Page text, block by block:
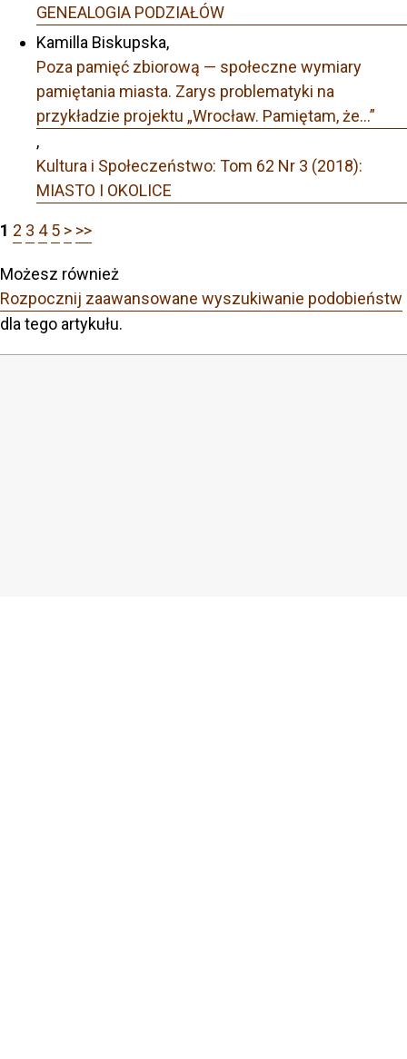
GENEALOGIA PODZIAŁÓW
Kamilla Biskupska,
Poza pamięć zbiorową — społeczne wymiary
pamiętania miasta. Zarys problematyki na
przykładzie projektu „Wrocław. Pamiętam, że…”
,
Kultura i Społeczeństwo: Tom 62 Nr 3 (2018):
MIASTO I OKOLICE
1 2 3 4 5 > >>
Możesz również
Rozpocznij zaawansowane wyszukiwanie podobieństw
dla tego artykułu.